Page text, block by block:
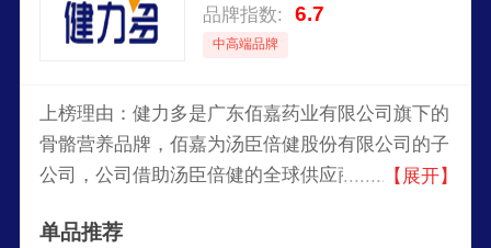
品牌指数: 6.7
中高端品牌
上榜理由：健力多是广东佰嘉药业有限公司旗下的
骨骼营养品牌，佰嘉为汤臣倍健股份有限公司的子
公司，公司借助汤臣倍健的全球供应商资源，给消
1995年10月，2002年系统地将膳食营养补充剂引
【展开】
单品推荐